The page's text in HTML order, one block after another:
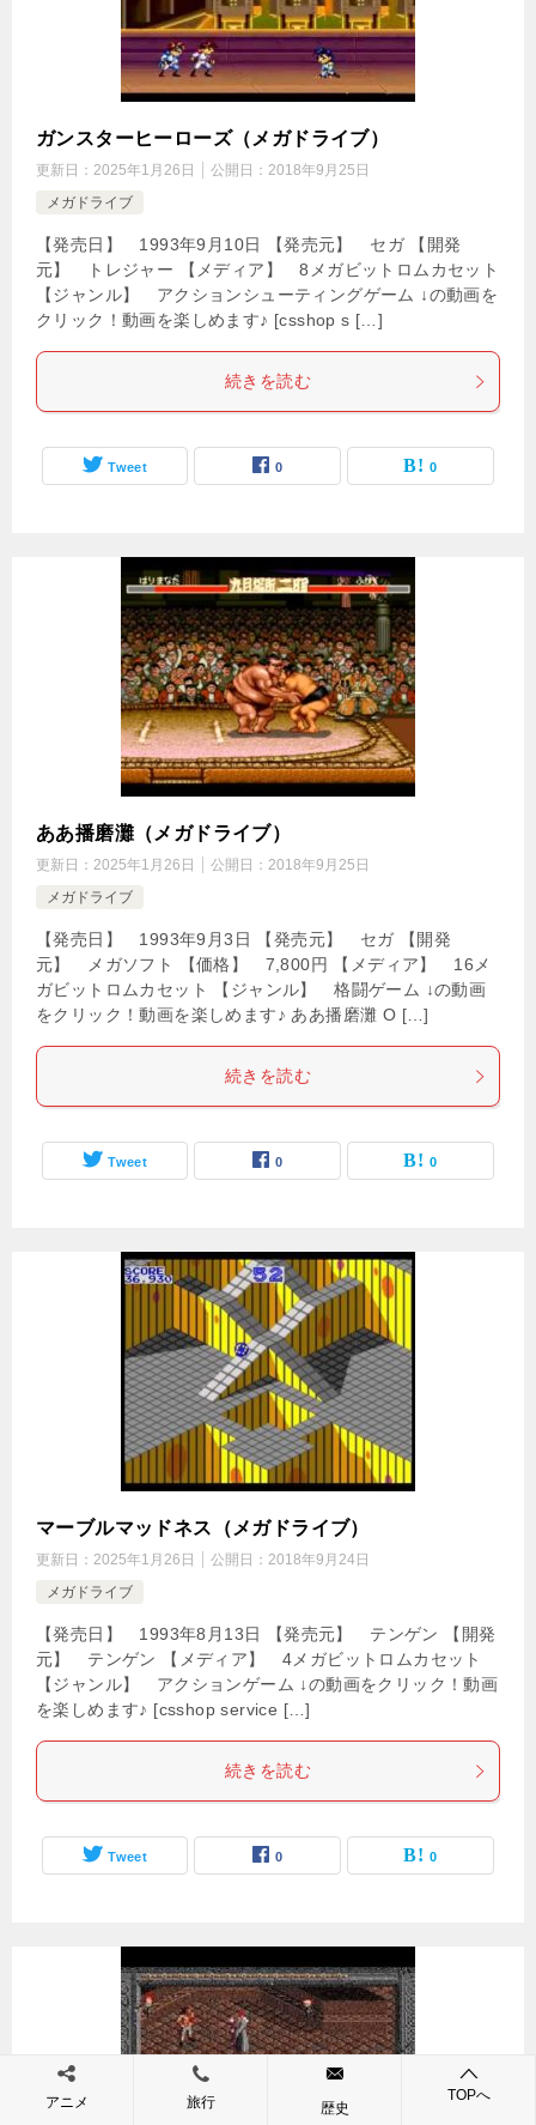
ガンスターヒーローズ（メガドライブ）
更新日： 2025年1月26日 公開日： 2018年9月25日
メガドライブ
【発売日】 1993年9月10日 【発売元】 セガ 【開発
元】 トレジャー 【メディア】 8メガビットロムカセット
【ジャンル】 アクションシューティングゲーム ↓の動画を
クリック！動画を楽しめます♪ [csshop s […]
続きを読む
Tweet 0 0
ああ播磨灘（メガドライブ）
更新日： 2025年1月26日 公開日： 2018年9月25日
メガドライブ
【発売日】 1993年9月3日 【発売元】 セガ 【開発
元】 メガソフト 【価格】 7,800円 【メディア】 16メ
ガビットロムカセット 【ジャンル】 格闘ゲーム ↓の動画
をクリック！動画を楽しめます♪ ああ播磨灘 O […]
続きを読む
Tweet 0 0
マーブルマッドネス（メガドライブ）
更新日： 2025年1月26日 公開日： 2018年9月24日
メガドライブ
【発売日】 1993年8月13日 【発売元】 テンゲン 【開発
元】 テンゲン 【メディア】 4メガビットロムカセット
【ジャンル】 アクションゲーム ↓の動画をクリック！動画
を楽しめます♪ [csshop service […]
続きを読む
Tweet 0 0
アニメ 旅行 歴史
TOPへ